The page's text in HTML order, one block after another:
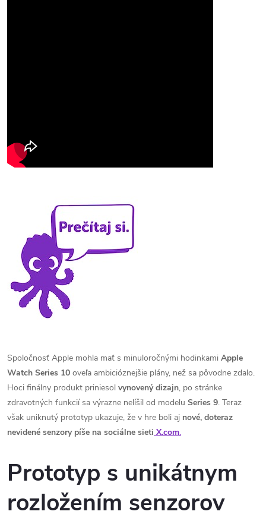
Spoločnosť Apple mohla mať s minuloročnými hodinkami Apple
Watch Series 10 oveľa ambicióznejšie plány, než sa pôvodne zdalo.
Hoci finálny produkt priniesol vynovený dizajn, po stránke
zdravotných funkcií sa výrazne nelíšil od modelu Series 9. Teraz
však uniknutý prototyp ukazuje, že v hre boli aj nové, doteraz
nevidené senzory píše na sociálne sieti X.com.
Prototyp s unikátnym
rozložením senzorov